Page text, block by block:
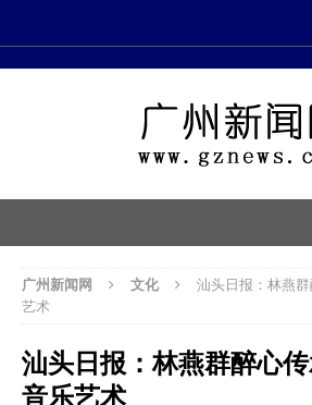
广州新闻网 文化
汕头日报：林燕
艺术
汕头日报：林燕群醉心
音乐艺术